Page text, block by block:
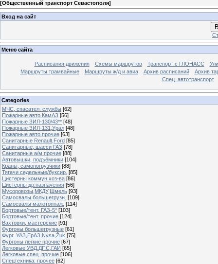
[Общественный транспорт Севастополя]
Вход на сайт
Меню сайта
Расписания движения Схемы маршрутов Транспорт с ГЛОНАСС
Маршруты трамвайные
Маршруты ж/д и авиа Архив расписаний
Архив
Спец. автотранспорт
Categories
МЧС, спасател. службы [62]
Пожарные авто КамАЗ [56]
Пожарные ЗИЛ-130/43** [48]
Пожарные ЗИЛ-131,Урал [48]
Пожарные авто прочие [63]
Санитарные Renault,Ford [85]
Санитарные, шасси ГАЗ [78]
Санитарные а/м прочие [88]
Автовышки, подъёмники [104]
Краны, самопогрузчики [88]
Тягачи седельные/буксир. [85]
Цистерны коммун.хоз-ва [86]
Цистерны др.назначения [56]
Мусоровозы,МКДУ,Шмель [93]
Самосвалы большегрузн. [109]
Самосвалы малотоннаж. [114]
Бортовые/тент. ГАЗ-5* [103]
Бортовые/тент. прочие [124]
Вахтовки, мастерские [91]
Фургоны большегрузные [61]
Фург. УАЗ,ЕрАЗ,Nysa,Žuk [75]
Фургоны лёгкие прочие [67]
Легковые УВД,ДПС,ГАИ [65]
Легковые спец. прочие [106]
Спецтехника: прочее [62]